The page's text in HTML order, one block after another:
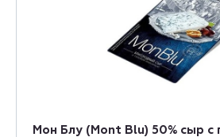
Мон Блу (Mont Blu) 50% сыр с голубой